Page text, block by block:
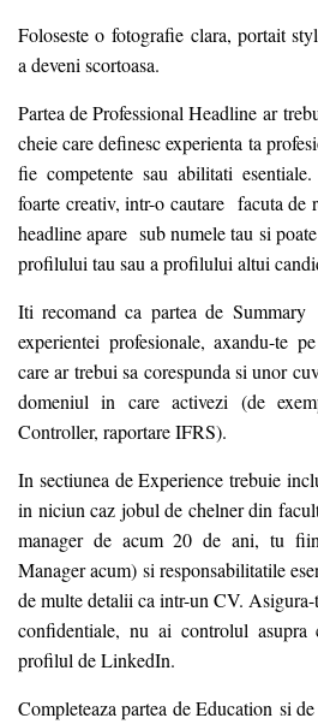
Foloseste o fotografie clara, portait
a deveni scortoasa.
Partea de Professional Headline ar
cheie care definesc experienta ta
fie competente sau abilitati
foarte creativ, intr-o cautare facuta de
headline apare sub numele tau si
profilului tau sau a profilului altui
Iti recomand ca partea de
experientei profesionale, axandu-te
care ar trebui sa corespunda si unor
domeniul in care activezi (de
Controller, raportare IFRS).
In sectiunea de Experience trebuie
in niciun caz jobul de chelner din
manager de acum 20 de ani, tu
Manager acum) si responsabilitatile
de multe detalii ca intr-un CV.
confidentiale, nu ai controlul asupra
profilul de LinkedIn.
Completeaza partea de Education si